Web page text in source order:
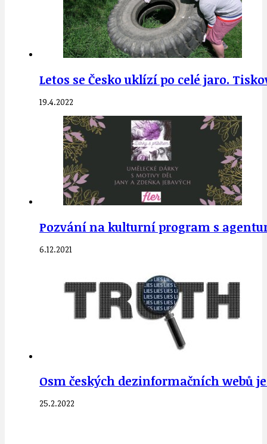
Letos se Česko uklízí po celé jaro.
19.4.2022
Pozvání na kulturní program s
6.12.2021
Osm českých dezinformačních webů
25.2.2022